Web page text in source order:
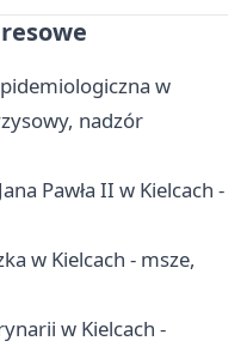
w
nadzór
Pawła II w Kielcach -
w Kielcach - msze,
w Kielcach -